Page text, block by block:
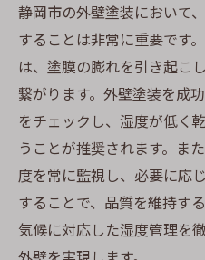
塗膜の膨れ防止に役
定期点検の重要性
季節ごとのチェッ
点検時に見逃せな
自宅でできる簡単
プロによる詳細点
点検結果を踏まえ
静岡市の気候に適し
静岡市の外壁塗装において
することは非常に重要です
は、塗膜の膨れを引き起こ
繋がります。外壁塗装を成
をチェックし、湿度が低く
うことが推奨されます。ま
度を常に監視し、必要に応
することで、品質を維持す
気候に対応した湿度管理を